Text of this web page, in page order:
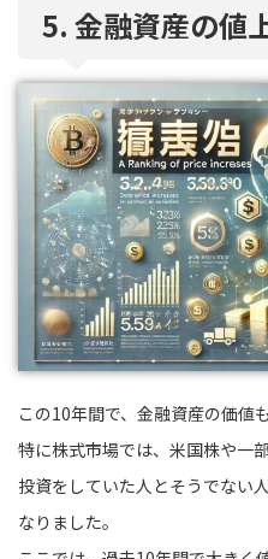
5. 金融資産の値
この10年間で、金融資産の価値
特に株式市場では、米国株や一
投資をしていた人とそうでない
なりました。